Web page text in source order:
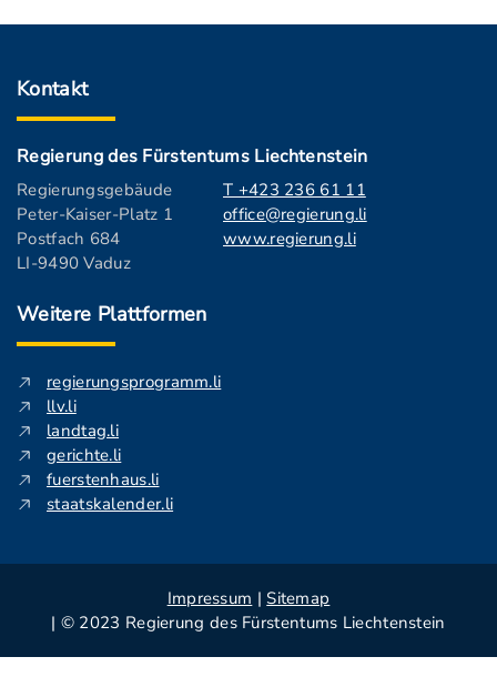
Kontakt
Regierung des Fürstentums Liechtenstein
Regierungsgebäude
Peter-Kaiser-Platz 1
Postfach 684
LI-9490 Vaduz
T +423 236 61 11
office@regierung.li
www.regierung.li
Weitere Plattformen
regierungsprogramm.li
llv.li
landtag.li
gerichte.li
fuerstenhaus.li
staatskalender.li
Impressum | Sitemap
| © 2023 Regierung des Fürstentums Liechtenstein